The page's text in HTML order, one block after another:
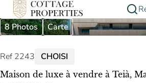
8 Photos
Carte
Ref 2243 CHOISI
Maison de luxe à vendre à Teià,